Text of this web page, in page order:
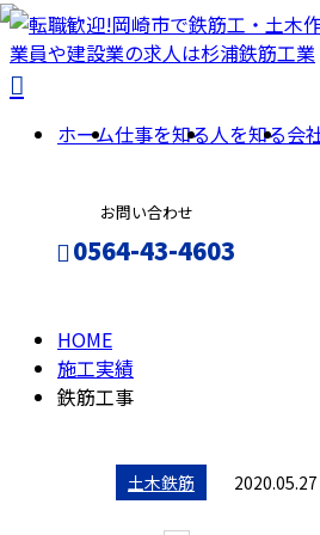
ホーム仕事を知る人を知る会
お問い合わせ
0564-43-4603
エントリー
施
績 HOME
施工実績
鉄筋工事
土木鉄筋 2020.05.27